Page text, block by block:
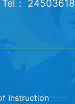
Tel： 24503618
Instruction